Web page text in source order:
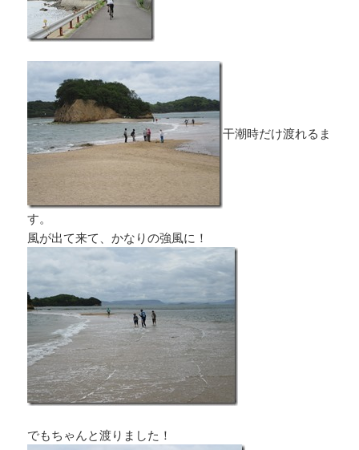
干潮時だけ渡れるま
す。
風が出て来て、かなりの強風に！
でもちゃんと渡りました！